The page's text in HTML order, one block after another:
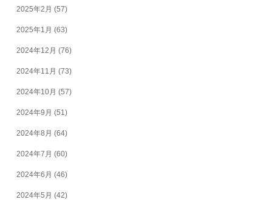
2025年2月 (57)
2025年1月 (63)
2024年12月 (76)
2024年11月 (73)
2024年10月 (57)
2024年9月 (51)
2024年8月 (64)
2024年7月 (60)
2024年6月 (46)
2024年5月 (42)